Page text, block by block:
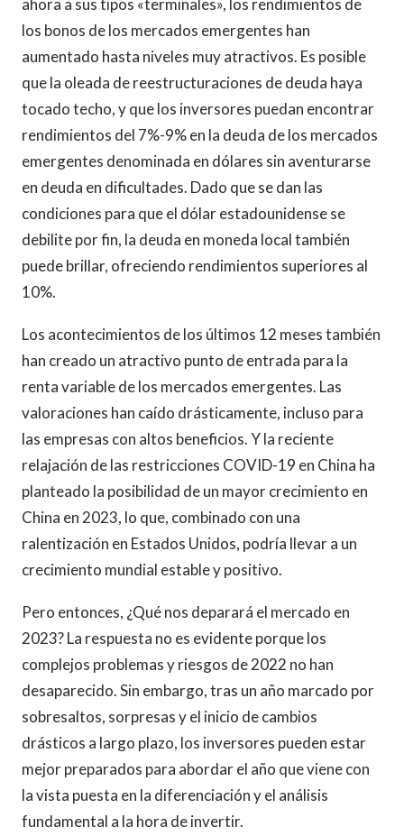
los bonos de los mercados emergentes han
aumentado hasta niveles muy atractivos. Es posible
que la oleada de reestructuraciones de deuda haya
tocado techo, y que los inversores puedan encontrar
rendimientos del 7%-9% en la deuda de los mercados
emergentes denominada en dólares sin aventurarse
en deuda en dificultades. Dado que se dan las
condiciones para que el dólar estadounidense se
debilite por fin, la deuda en moneda local también
puede brillar, ofreciendo rendimientos superiores al
10%.
Los acontecimientos de los últimos 12 meses también
han creado un atractivo punto de entrada para la
renta variable de los mercados emergentes. Las
valoraciones han caído drásticamente, incluso para
las empresas con altos beneficios. Y la reciente
relajación de las restricciones COVID-19 en China ha
planteado la posibilidad de un mayor crecimiento en
China en 2023, lo que, combinado con una
ralentización en Estados Unidos, podría llevar a un
crecimiento mundial estable y positivo.
Pero entonces, ¿Qué nos deparará el mercado en
2023? La respuesta no es evidente porque los
complejos problemas y riesgos de 2022 no han
desaparecido. Sin embargo, tras un año marcado por
sobresaltos, sorpresas y el inicio de cambios
drásticos a largo plazo, los inversores pueden estar
mejor preparados para abordar el año que viene con
la vista puesta en la diferenciación y el análisis
fundamental a la hora de invertir.